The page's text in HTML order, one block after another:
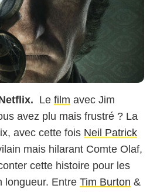
Le film avec Jim
avez plu mais frustré ? La
avec cette fois Neil Patrick
mais hilarant Comte Olaf,
cette histoire pour les
longueur. Entre Tim Burton &